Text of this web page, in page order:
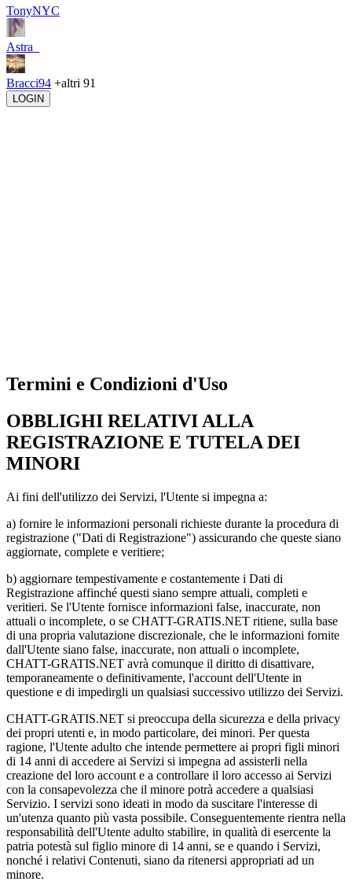
TonyNYC
Astra_
Bracci94 +altri 91
LOGIN
Termini e Condizioni d'Uso
OBBLIGHI RELATIVI ALLA
REGISTRAZIONE E TUTELA DEI
MINORI
Ai fini dell'utilizzo dei Servizi, l'Utente si impegna a:
a) fornire le informazioni personali richieste durante la procedura di
registrazione ("Dati di Registrazione") assicurando che queste siano
aggiornate, complete e veritiere;
b) aggiornare tempestivamente e costantemente i Dati di
Registrazione affinché questi siano sempre attuali, completi e
veritieri. Se l'Utente fornisce informazioni false, inaccurate, non
attuali o incomplete, o se CHATT-GRATIS.NET ritiene, sulla base
di una propria valutazione discrezionale, che le informazioni fornite
dall'Utente siano false, inaccurate, non attuali o incomplete,
CHATT-GRATIS.NET avrà comunque il diritto di disattivare,
temporaneamente o definitivamente, l'account dell'Utente in
questione e di impedirgli un qualsiasi successivo utilizzo dei Servizi.
CHATT-GRATIS.NET si preoccupa della sicurezza e della privacy
dei propri utenti e, in modo particolare, dei minori. Per questa
ragione, l'Utente adulto che intende permettere ai propri figli minori
di 14 anni di accedere ai Servizi si impegna ad assisterli nella
creazione del loro account e a controllare il loro accesso ai Servizi
con la consapevolezza che il minore potrà accedere a qualsiasi
Servizio. I servizi sono ideati in modo da suscitare l'interesse di
un'utenza quanto più vasta possibile. Conseguentemente rientra nella
responsabilità dell'Utente adulto stabilire, in qualità di esercente la
patria potestà sul figlio minore di 14 anni, se e quando i Servizi,
nonché i relativi Contenuti, siano da ritenersi appropriati ad un
minore.